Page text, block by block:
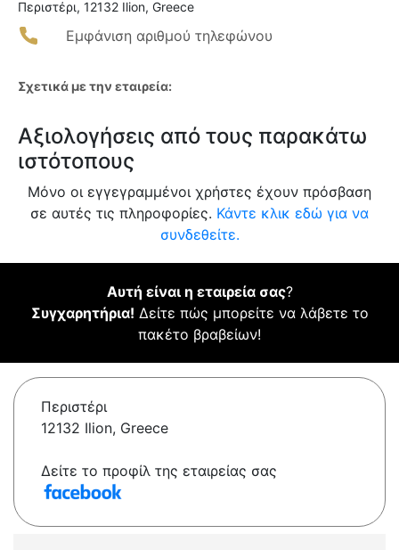
Περιστέρι, 12132 Ilion, Greece
Εμφάνιση αριθμού τηλεφώνου
Σχετικά με την εταιρεία:
Αξιολογήσεις από τους παρακάτω
ιστότοπους
Μόνο οι εγγεγραμμένοι χρήστες έχουν πρόσβαση
σε αυτές τις πληροφορίες. Κάντε κλικ εδώ για να
συνδεθείτε.
Αυτή είναι η εταιρεία σας?
Συγχαρητήρια! Δείτε πώς μπορείτε να λάβετε το
πακέτο βραβείων!
Περιστέρι
12132 Ilion, Greece
Δείτε το προφίλ της εταιρείας σας